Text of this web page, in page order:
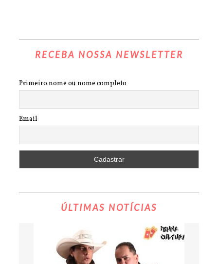
RECEBA NOSSA NEWSLETTER
Primeiro nome ou nome completo
Email
ÚLTIMAS NOTÍCIAS